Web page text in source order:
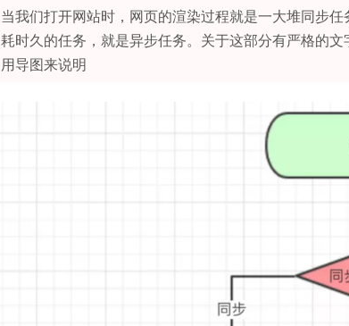
当我们打开网站时，网页的渲染过程就是一大堆同步
耗时久的任务，就是异步任务。关于这部分有严格的
用导图来说明